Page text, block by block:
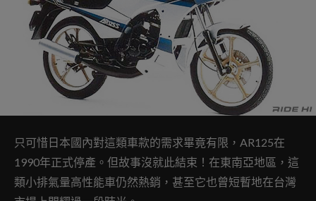
只可惜日本國內對這類車款的需求畢竟有限，AR125在
1990年正式停產。但故事沒就此結束！在東南亞地區，這
類小排氣量高性能車仍然熱銷，甚至它也曾短暫地在台灣